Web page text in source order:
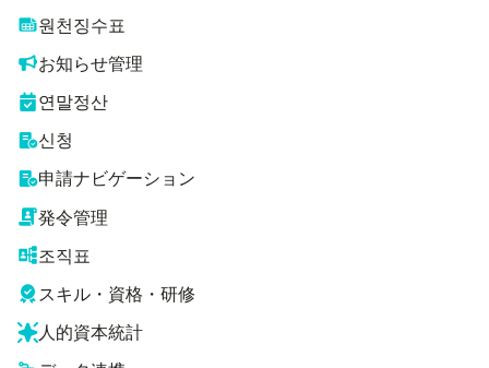
원천징수표
お知らせ管理
연말정산
신청
申請ナビゲーション
発令管理
조직표
スキル・資格・研修
人的資本統計